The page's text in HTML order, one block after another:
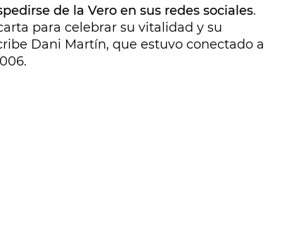
de la Vero en sus redes sociales.
para celebrar su vitalidad y su
Dani Martín, que estuvo conectado a